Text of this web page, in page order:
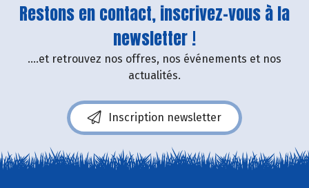
Restons en contact, inscrivez-vous à la
newsletter !
....et retrouvez nos offres, nos événements et nos
actualités.
Inscription newsletter